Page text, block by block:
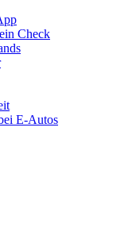
Check
E-Autos